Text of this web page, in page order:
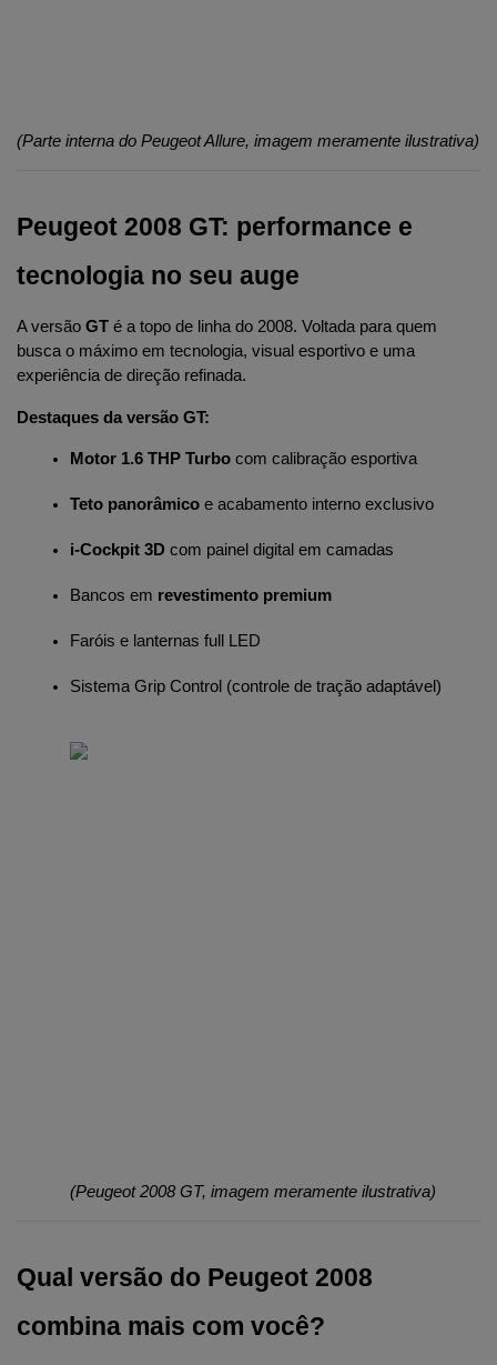
(Parte interna do Peugeot Allure, imagem meramente ilustrativa)
Peugeot 2008 GT: performance e
tecnologia no seu auge
A versão GT é a topo de linha do 2008. Voltada para quem
busca o máximo em tecnologia, visual esportivo e uma
experiência de direção refinada.
Destaques da versão GT:
Motor 1.6 THP Turbo com calibração esportiva
Teto panorâmico e acabamento interno exclusivo
i-Cockpit 3D com painel digital em camadas
Bancos em revestimento premium
Faróis e lanternas full LED
Sistema Grip Control (controle de tração adaptável)
(Peugeot 2008 GT, imagem meramente ilustrativa)
Qual versão do Peugeot 2008
combina mais com você?